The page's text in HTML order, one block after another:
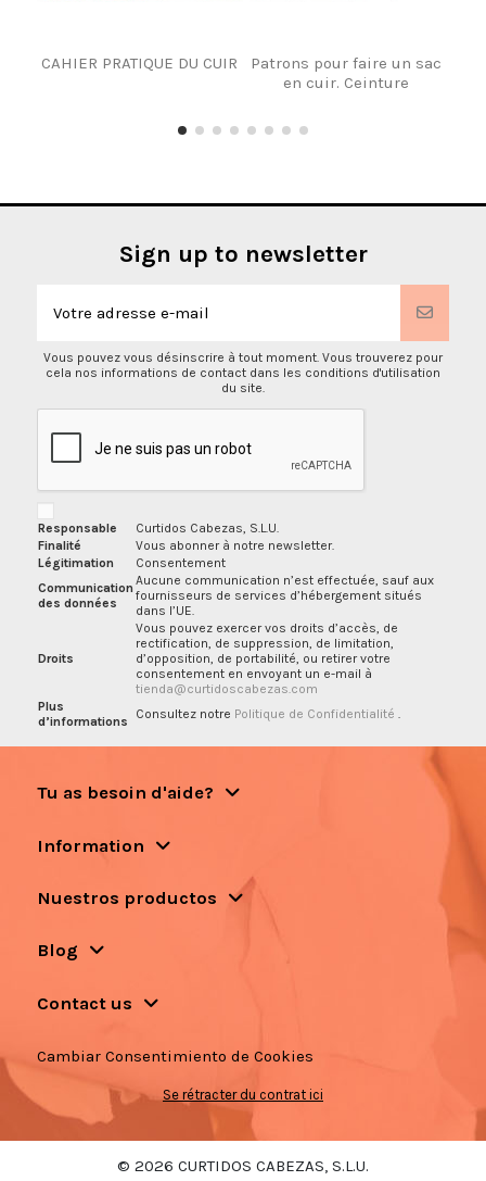
CAHIER PRATIQUE DU CUIR
Patrons pour faire un sac
en cuir. Ceinture
Sign up to newsletter
Vous pouvez vous désinscrire à tout moment. Vous trouverez pour
cela nos informations de contact dans les conditions d'utilisation
du site.
Responsable
Curtidos Cabezas, S.L.U.
Finalité
Vous abonner à notre newsletter.
Légitimation
Consentement
Communication
des données
Aucune communication n’est effectuée, sauf aux
fournisseurs de services d’hébergement situés
dans l’UE.
Droits
Vous pouvez exercer vos droits d’accès, de
rectification, de suppression, de limitation,
d’opposition, de portabilité, ou retirer votre
consentement en envoyant un e-mail à
tienda@curtidoscabezas.com
Plus
d’informations
Consultez notre Politique de Confidentialité .
Tu as besoin d'aide?
Information
Nuestros productos
Blog
Contact us
Cambiar Consentimiento de Cookies
Se rétracter du contrat ici
© 2026 CURTIDOS CABEZAS, S.L.U.